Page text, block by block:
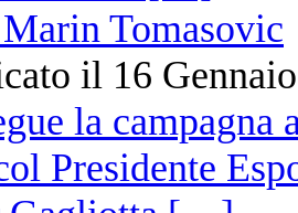
Tomasovic
il 16